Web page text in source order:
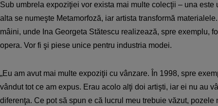
Sub umbrela expoziţiei vor exista mai multe colecţii – una este
alta se numeşte Metamorfoză, iar artista transformă
mâini, unde Ina Georgeta Stătescu realizează, spre exemplu,
opera. Vor fi şi piese unice pentru industria modei.
„Eu am avut mai multe expoziţii cu vânzare. În 1998, spre
vândut tot ce am expus. Erau acolo alţi doi artişti, iar ei nu au
diferenţa. Ce pot să spun e că lucrul meu trebuie văzut, pozele